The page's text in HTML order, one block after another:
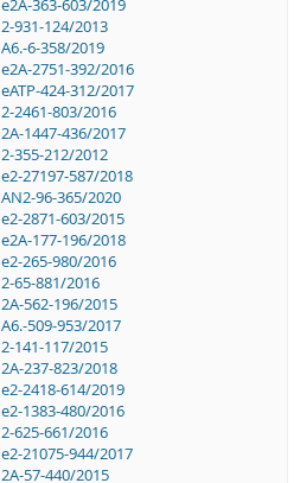
2-931-124/2013
A6.-6-358/2019
e2A-2751-392/2016
eATP-424-312/2017
2-2461-803/2016
2A-1447-436/2017
2-355-212/2012
e2-27197-587/2018
AN2-96-365/2020
e2-2871-603/2015
e2A-177-196/2018
e2-265-980/2016
2-65-881/2016
2A-562-196/2015
A6.-509-953/2017
2-141-117/2015
2A-237-823/2018
e2-2418-614/2019
e2-1383-480/2016
2-625-661/2016
e2-21075-944/2017
2A-57-440/2015